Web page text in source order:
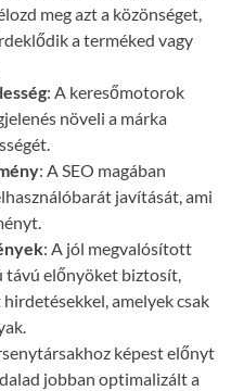
meg azt a közönséget,
a terméked vagy
: A keresőmotorok
növeli a márka
: A SEO magában
javítását, ami
: A jól megvalósított
távú előnyöket biztosít,
amelyek csak
képest előnyt
jobban optimalizált a